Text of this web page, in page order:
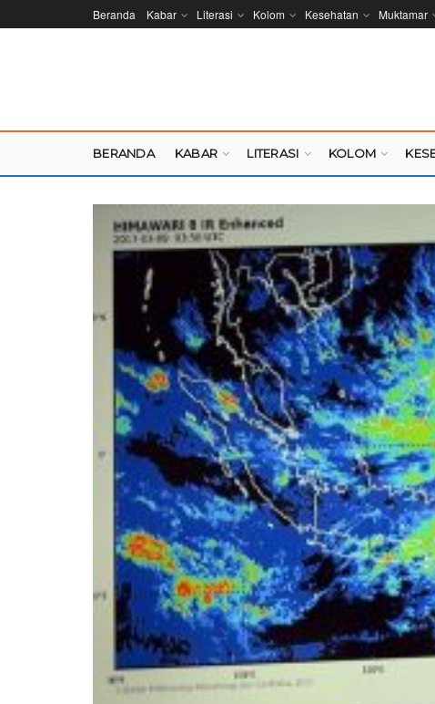
Beranda Kabar Literasi Kolom Kesehatan Muktamar
BERANDA KABAR LITERASI KOLOM